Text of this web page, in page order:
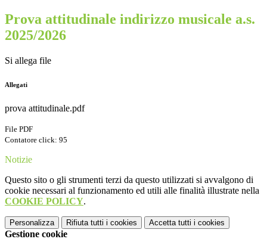
Prova attitudinale indirizzo musicale a.s.
2025/2026
Si allega file
Allegati
prova attitudinale.pdf
File PDF
Contatore click: 95
Notizie
Questo sito o gli strumenti terzi da questo utilizzati si avvalgono di
cookie necessari al funzionamento ed utili alle finalità illustrate nella
COOKIE POLICY.
Personalizza Rifiuta tutti i cookies Accetta tutti i cookies
Gestione cookie